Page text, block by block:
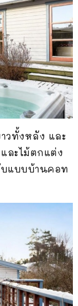
วทั้งหลัง และ
ละไม้ตกแต่ง
บแบบบ้านคอท